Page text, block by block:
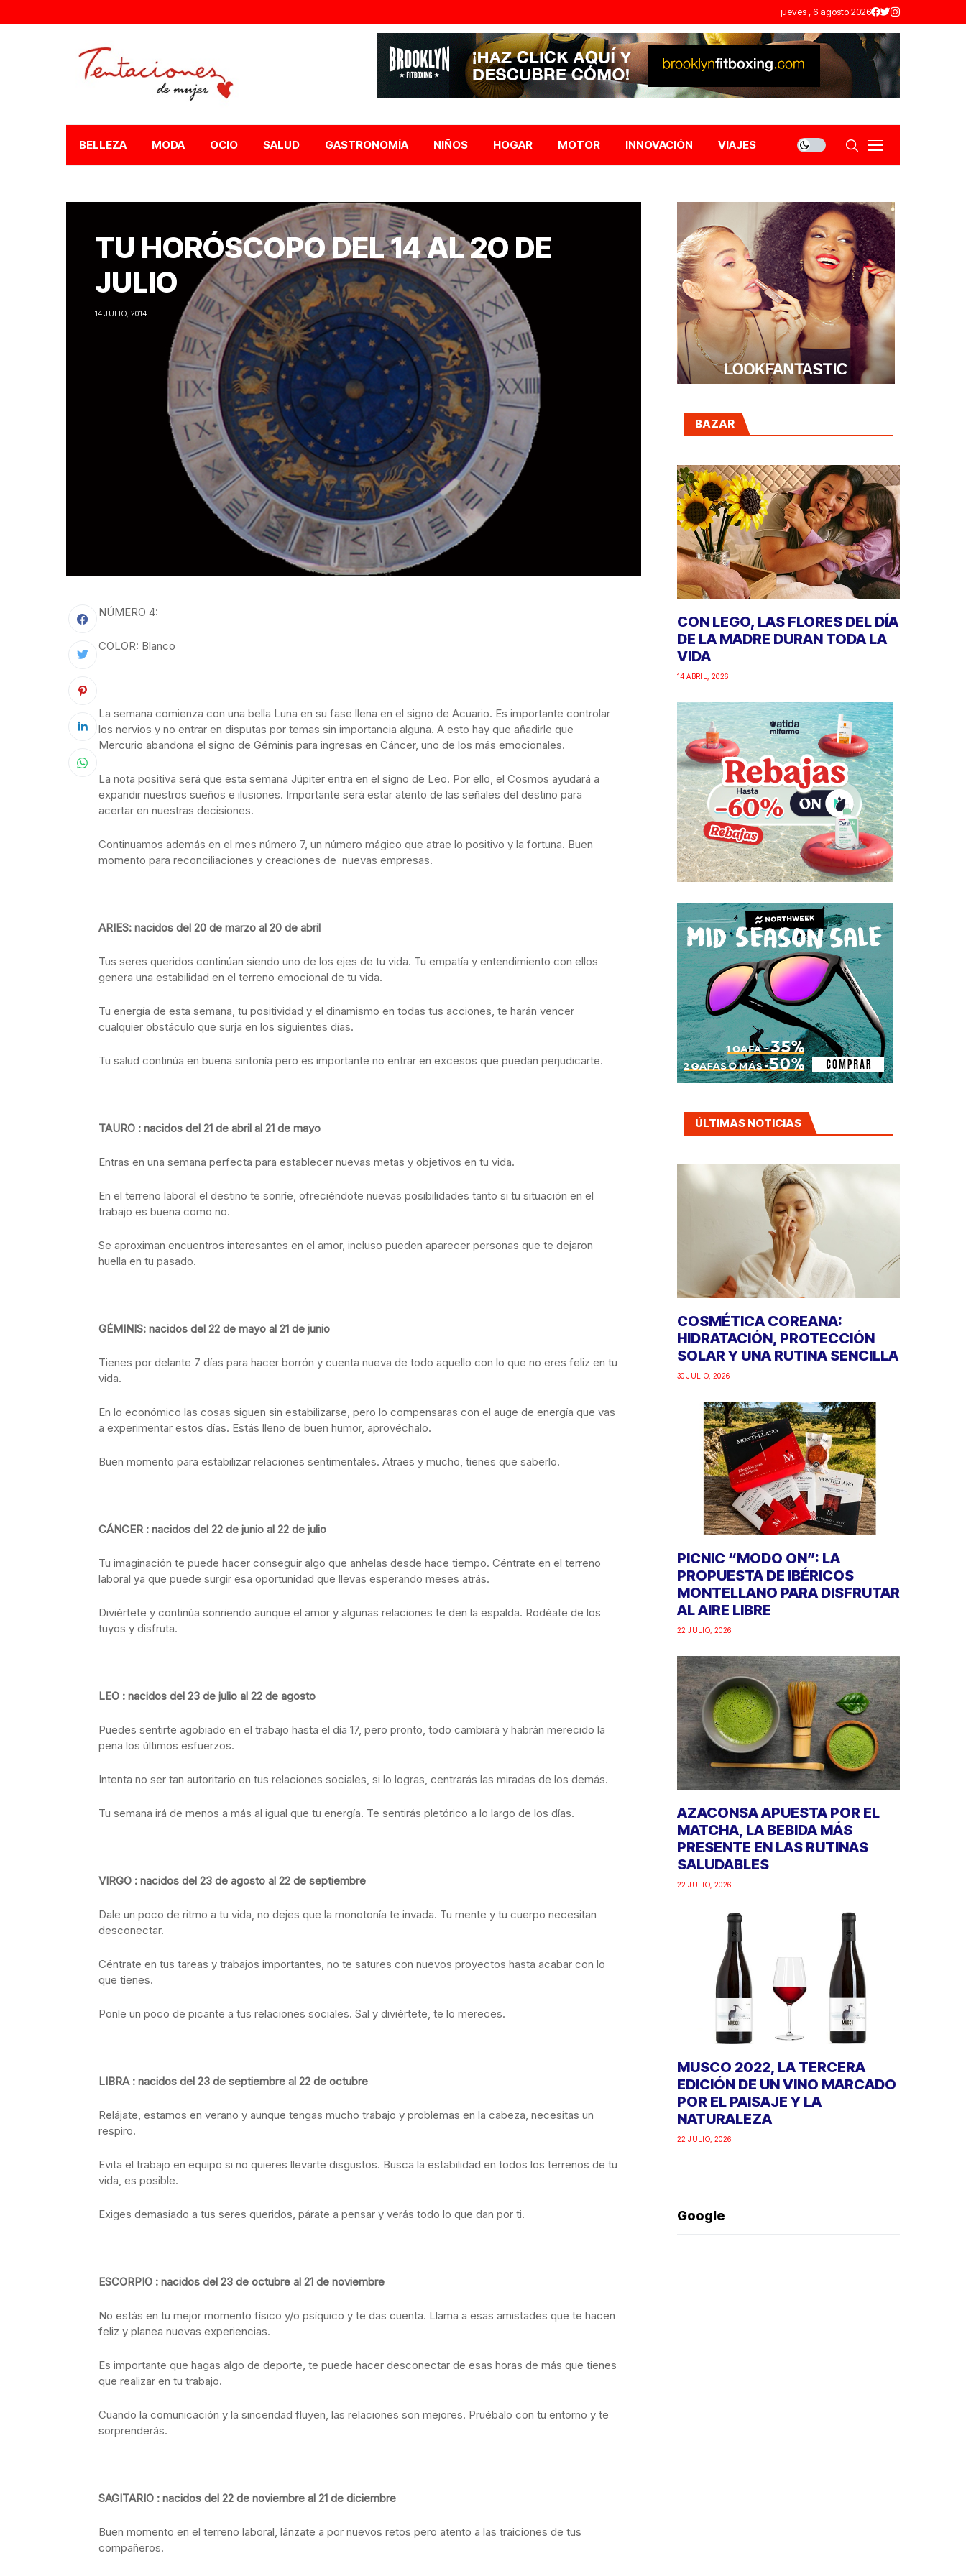
jueves , 6 agosto 2026
BELLEZA MODA OCIO SALUD GASTRONOMÍA NIÑOS HOGAR MOTOR INNOVACIÓN VIAJES
TU HORÓSCOPO DEL 14 AL 2O DE
JULIO
14 JULIO, 2014
NÚMERO 4:
COLOR: Blanco
La semana comienza con una bella Luna en su fase llena en el signo de Acuario. Es importante controlar
los nervios y no entrar en disputas por temas sin importancia alguna. A esto hay que añadirle que
Mercurio abandona el signo de Géminis para ingresas en Cáncer, uno de los más emocionales.
La nota positiva será que esta semana Júpiter entra en el signo de Leo. Por ello, el Cosmos ayudará a
expandir nuestros sueños e ilusiones. Importante será estar atento de las señales del destino para
acertar en nuestras decisiones.
Continuamos además en el mes número 7, un número mágico que atrae lo positivo y la fortuna. Buen
momento para reconciliaciones y creaciones de nuevas empresas.
ARIES: nacidos del 20 de marzo al 20 de abril
Tus seres queridos continúan siendo uno de los ejes de tu vida. Tu empatía y entendimiento con ellos
genera una estabilidad en el terreno emocional de tu vida.
Tu energía de esta semana, tu positividad y el dinamismo en todas tus acciones, te harán vencer
cualquier obstáculo que surja en los siguientes días.
Tu salud continúa en buena sintonía pero es importante no entrar en excesos que puedan perjudicarte.
TAURO : nacidos del 21 de abril al 21 de mayo
Entras en una semana perfecta para establecer nuevas metas y objetivos en tu vida.
En el terreno laboral el destino te sonríe, ofreciéndote nuevas posibilidades tanto si tu situación en el
trabajo es buena como no.
Se aproximan encuentros interesantes en el amor, incluso pueden aparecer personas que te dejaron
huella en tu pasado.
GÉMINIS: nacidos del 22 de mayo al 21 de junio
Tienes por delante 7 días para hacer borrón y cuenta nueva de todo aquello con lo que no eres feliz en tu
vida.
En lo económico las cosas siguen sin estabilizarse, pero lo compensaras con el auge de energía que vas
a experimentar estos días. Estás lleno de buen humor, aprovéchalo.
Buen momento para estabilizar relaciones sentimentales. Atraes y mucho, tienes que saberlo.
CÁNCER : nacidos del 22 de junio al 22 de julio
Tu imaginación te puede hacer conseguir algo que anhelas desde hace tiempo. Céntrate en el terreno
laboral ya que puede surgir esa oportunidad que llevas esperando meses atrás.
Diviértete y continúa sonriendo aunque el amor y algunas relaciones te den la espalda. Rodéate de los
tuyos y disfruta.
LEO : nacidos del 23 de julio al 22 de agosto
Puedes sentirte agobiado en el trabajo hasta el día 17, pero pronto, todo cambiará y habrán merecido la
pena los últimos esfuerzos.
Intenta no ser tan autoritario en tus relaciones sociales, si lo logras, centrarás las miradas de los demás.
Tu semana irá de menos a más al igual que tu energía. Te sentirás pletórico a lo largo de los días.
VIRGO : nacidos del 23 de agosto al 22 de septiembre
Dale un poco de ritmo a tu vida, no dejes que la monotonía te invada. Tu mente y tu cuerpo necesitan
desconectar.
Céntrate en tus tareas y trabajos importantes, no te satures con nuevos proyectos hasta acabar con lo
que tienes.
Ponle un poco de picante a tus relaciones sociales. Sal y diviértete, te lo mereces.
LIBRA : nacidos del 23 de septiembre al 22 de octubre
Relájate, estamos en verano y aunque tengas mucho trabajo y problemas en la cabeza, necesitas un
respiro.
Evita el trabajo en equipo si no quieres llevarte disgustos. Busca la estabilidad en todos los terrenos de tu
vida, es posible.
Exiges demasiado a tus seres queridos, párate a pensar y verás todo lo que dan por ti.
ESCORPIO : nacidos del 23 de octubre al 21 de noviembre
No estás en tu mejor momento físico y/o psíquico y te das cuenta. Llama a esas amistades que te hacen
feliz y planea nuevas experiencias.
Es importante que hagas algo de deporte, te puede hacer desconectar de esas horas de más que tienes
que realizar en tu trabajo.
Cuando la comunicación y la sinceridad fluyen, las relaciones son mejores. Pruébalo con tu entorno y te
sorprenderás.
SAGITARIO : nacidos del 22 de noviembre al 21 de diciembre
Buen momento en el terreno laboral, lánzate a por nuevos retos pero atento a las traiciones de tus
compañeros.
BAZAR
CON LEGO, LAS FLORES DEL DÍA
DE LA MADRE DURAN TODA LA
VIDA
14 ABRIL, 2026
ÚLTIMAS NOTICIAS
COSMÉTICA COREANA:
HIDRATACIÓN, PROTECCIÓN
SOLAR Y UNA RUTINA SENCILLA
30 JULIO, 2026
PICNIC “MODO ON”: LA
PROPUESTA DE IBÉRICOS
MONTELLANO PARA DISFRUTAR
AL AIRE LIBRE
22 JULIO, 2026
AZACONSA APUESTA POR EL
MATCHA, LA BEBIDA MÁS
PRESENTE EN LAS RUTINAS
SALUDABLES
22 JULIO, 2026
MUSCO 2022, LA TERCERA
EDICIÓN DE UN VINO MARCADO
POR EL PAISAJE Y LA
NATURALEZA
22 JULIO, 2026
Google